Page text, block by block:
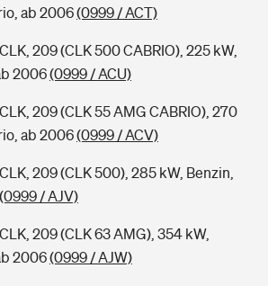
ab 2006(0999 / ACT)
209 (CLK 500 CABRIO), 225 kW,
2006(0999 / ACU)
209 (CLK 55 AMG CABRIO), 270
ab 2006(0999 / ACV)
209 (CLK 500), 285 kW, Benzin,
(0999 / AJV)
209 (CLK 63 AMG), 354 kW,
2006(0999 / AJW)